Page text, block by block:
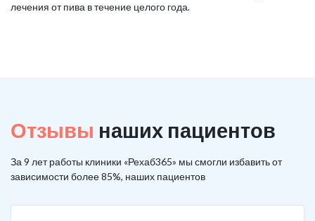
лечения от пива в течение целого года.
Отзывы наших пациентов
За 9 лет работы клиники «Рехаб365» мы смогли избавить от
зависимости более 85%, наших пациентов